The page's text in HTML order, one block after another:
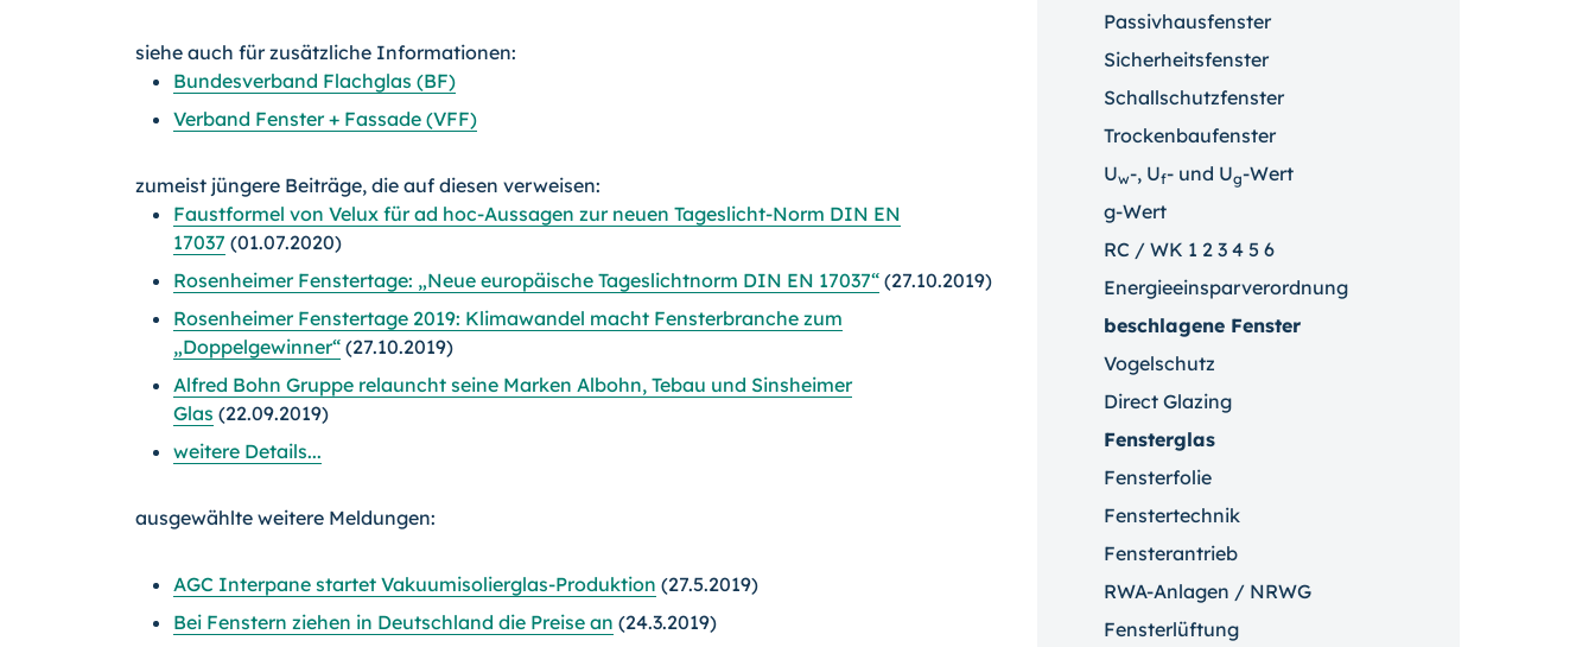
siehe auch für zusätzliche Informationen:
Bundesverband Flachglas (BF)
Verband Fenster + Fassade (VFF)
zumeist jüngere Beiträge, die auf diesen verweisen:
Faustformel von Velux für ad hoc-Aussagen zur neuen Tageslicht-Norm DIN EN
17037 (01.07.2020)
Rosenheimer Fenstertage: „Neue europäische Tageslichtnorm DIN EN 17037“ (27.10.2019)
Rosenheimer Fenstertage 2019: Klimawandel macht Fensterbranche zum
„Doppelgewinner“ (27.10.2019)
Alfred Bohn Gruppe relauncht seine Marken Albohn, Tebau und Sinsheimer
Glas (22.09.2019)
weitere Details...
ausgewählte weitere Meldungen:
AGC Interpane startet Vakuumisolierglas-Produktion (27.5.2019)
Bei Fenstern ziehen in Deutschland die Preise an (24.3.2019)
Passivhausfenster
Sicherheitsfenster
Schallschutzfenster
Trockenbaufenster
Uw-, Uf- und Ug-Wert
g-Wert
RC / WK 1 2 3 4 5 6
Energieeinsparverordnung
beschlagene Fenster
Vogelschutz
Direct Glazing
Fensterglas
Fensterfolie
Fenstertechnik
Fensterantrieb
RWA-Anlagen / NRWG
Fensterlüftung